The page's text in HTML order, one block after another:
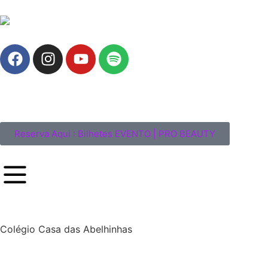
Reserva Aqui : Bilhetes EVENTO | PRO BEAUTY
Colégio Casa das Abelhinhas